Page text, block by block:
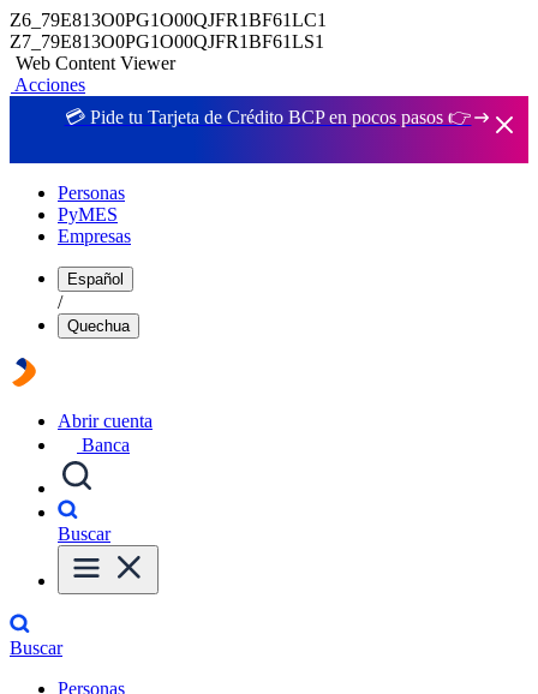
Z6_79E813O0PG1O00QJFR1BF61LC1
Z7_79E813O0PG1O00QJFR1BF61LS1
Web Content Viewer
Acciones
💳 Pide tu Tarjeta de Crédito BCP en pocos pasos 👉
Personas
PyMES
Empresas
Español
/
Quechua
Abrir cuenta
Banca
Buscar
Buscar
Personas